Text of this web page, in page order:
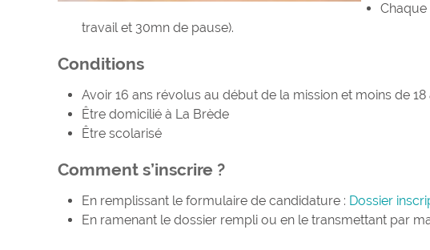
travail et 30mn de pause).
Conditions
Avoir 16 ans révolus au début de la mission et moins de 18
Être domicilié à La Brède
Être scolarisé
Comment s’inscrire ?
En remplissant le formulaire de candidature : Dossier
En ramenant le dossier rempli ou en le transmettant par